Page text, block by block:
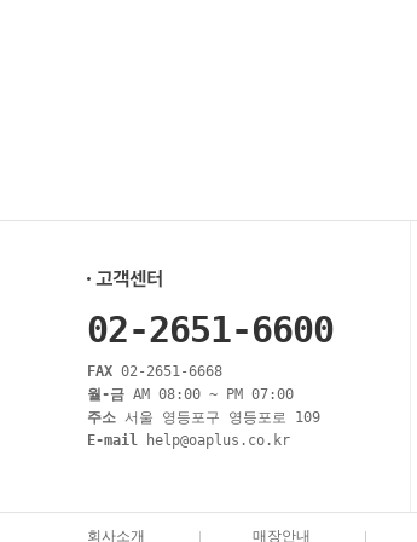
02-2651-6600
FAX 02-2651-6668
월-금 AM 08:00 ~ PM 07:00
주소 서울 영등포구 영등포로 109
E-mail help@oaplus.co.kr
회사소개 매장안내